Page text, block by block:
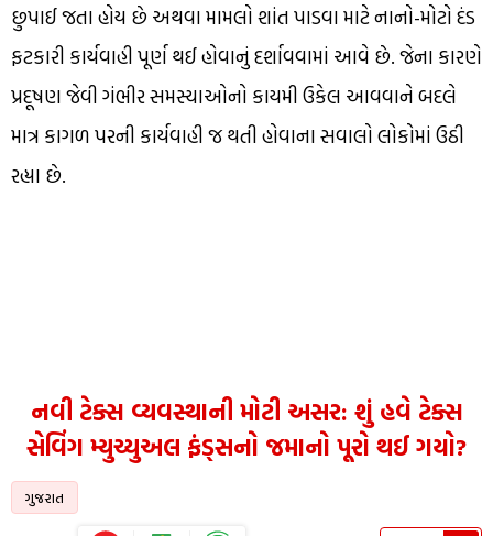
છુપાઈ જતા હોય છે અથવા મામલો શાંત પાડવા માટે નાનો-મોટો દંડ
ફટકારી કાર્યવાહી પૂર્ણ થઈ હોવાનું દર્શાવવામાં આવે છે. જેના કારણે
પ્રદૂષણ જેવી ગંભીર સમસ્યાઓનો કાયમી ઉકેલ આવવાને બદલે
માત્ર કાગળ પરની કાર્યવાહી જ થતી હોવાના સવાલો લોકોમાં ઉઠી
રહ્યા છે.
નવી ટેક્સ વ્યવસ્થાની મોટી અસર: શું હવે ટેક્સ
સેવિંગ મ્યુચ્યુઅલ ફંડ્સનો જમાનો પૂરો થઈ ગયો?
ગુજરાત